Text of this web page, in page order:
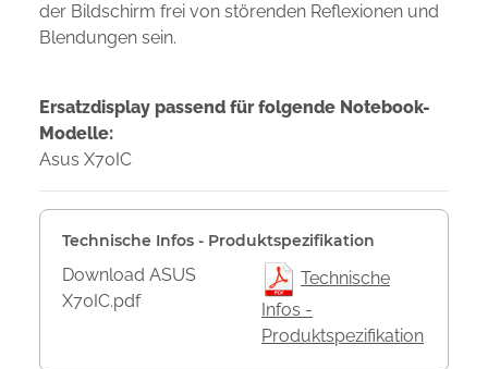
der Bildschirm frei von störenden Reflexionen und
Blendungen sein.
Ersatzdisplay passend für folgende Notebook-
Modelle:
Asus X70IC
Technische Infos - Produktspezifikation
Download ASUS
X70IC.pdf
Technische
Infos -
Produktspezifikation